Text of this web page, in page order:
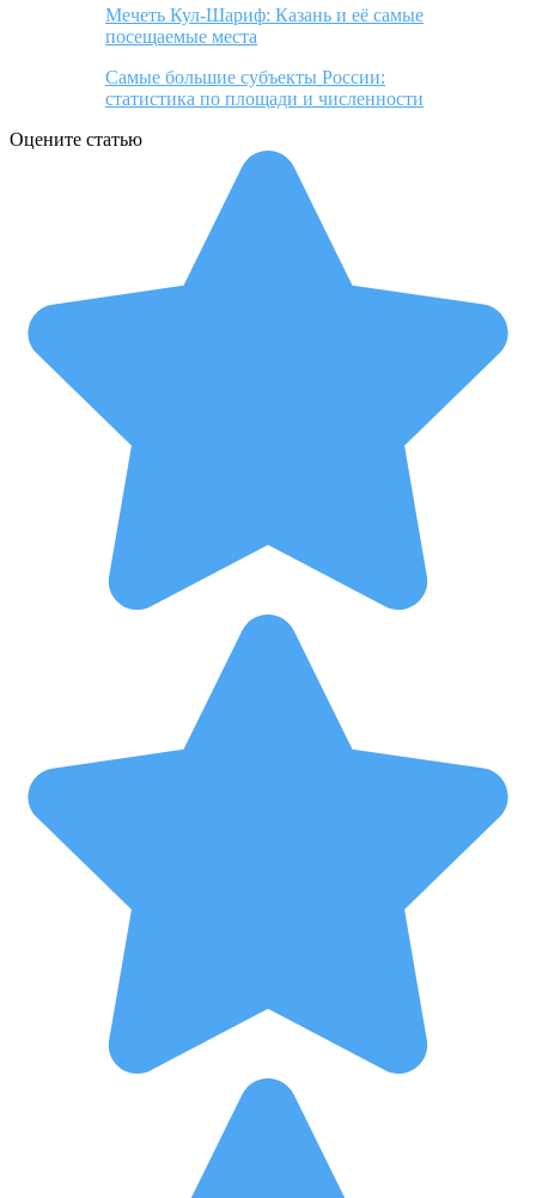
Мечеть Кул-Шариф: Казань и её самые
посещаемые места
Самые большие субъекты России:
статистика по площади и численности
Оцените статью